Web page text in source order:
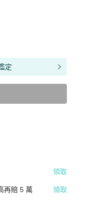
定
領取
再賠 5 萬 領取